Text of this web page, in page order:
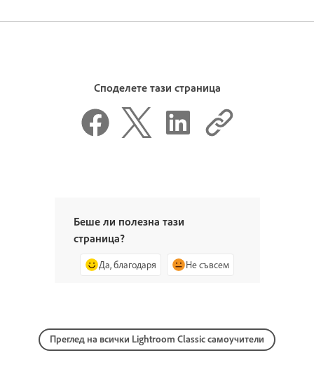
Споделете тази страница
Беше ли полезна тази
страница?
Да, благодаря Не съвсем
Преглед на всички Lightroom Classic самоучители